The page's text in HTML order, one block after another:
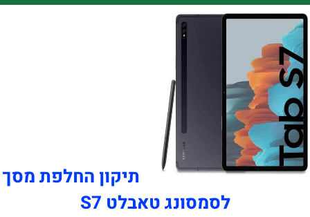
תיקון החלפת מסך
לסמסונג טאבלט S7